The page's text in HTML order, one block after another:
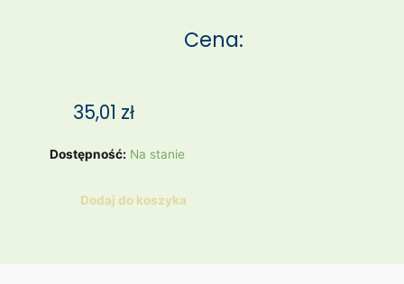
Cena:
35,01 zł
Dostępność: Na stanie
ilość
Dodaj do koszyka